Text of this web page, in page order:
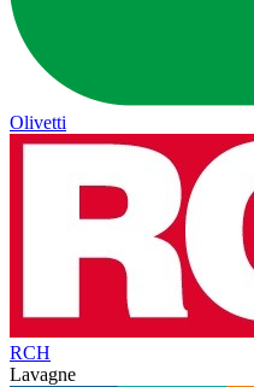
Olivetti
RCH
Lavagne